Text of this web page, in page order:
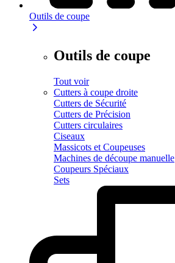
Outils de coupe
Outils de coupe
Tout voir
Cutters à coupe droite
Cutters de Sécurité
Cutters de Précision
Cutters circulaires
Ciseaux
Massicots et Coupeuses
Machines de découpe manuelle
Coupeurs Spéciaux
Sets